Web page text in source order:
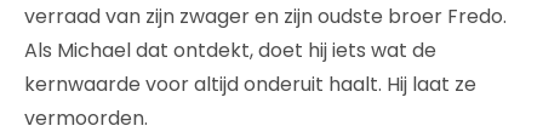
verraad van zijn zwager en zijn oudste broer Fredo.
Als Michael dat ontdekt, doet hij iets wat de
kernwaarde voor altijd onderuit haalt. Hij laat ze
vermoorden.